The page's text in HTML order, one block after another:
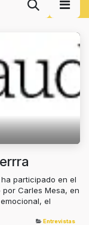
participado en el
Carles Mesa, en
el
Entrevistas